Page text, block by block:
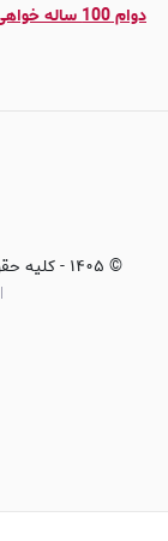
دوام 100 ساله خواهی داشت
© ۱۴۰۵ -کلیه